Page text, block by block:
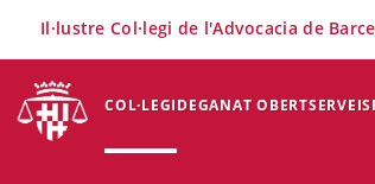
COL·LEGIDEGANAT OBERTSERVEIS
Il·lustre Col·legi de l'Advocacia de